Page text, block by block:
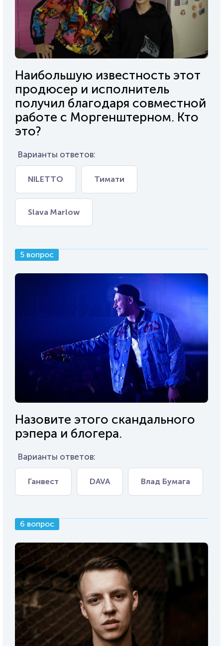
Наибольшую известность этот
продюсер и исполнитель
получил благодаря совместной
работе с Моргенштерном. Кто
это?
Варианты ответов:
NILETTO Тимати
Slava Marlow
5 вопрос
Назовите этого скандального
рэпера и блогера.
Варианты ответов:
Ганвест DAVA Влад Бумага
6 вопрос